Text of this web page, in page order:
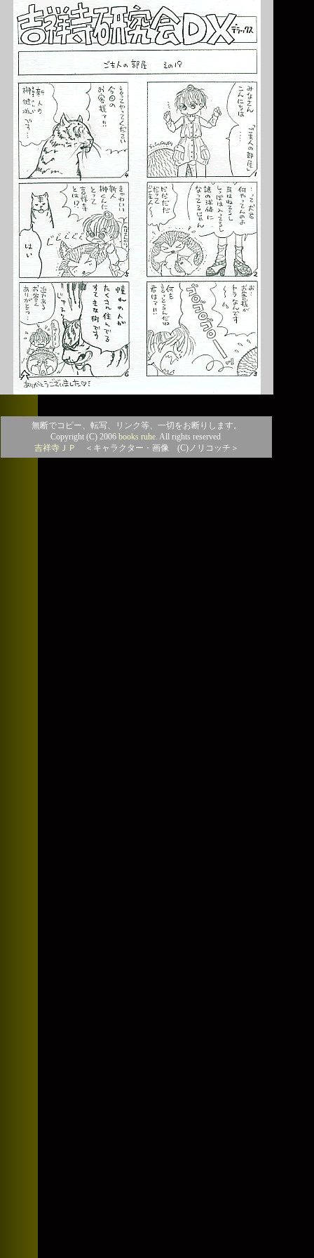
無断でコピー、転写、リンク等、一切をお断りします。
Copyright (C) 2006 books ruhe. All rights reserved.
吉祥寺ＪＰ
＜キャラクター・画像 (C)ノリコッチ＞